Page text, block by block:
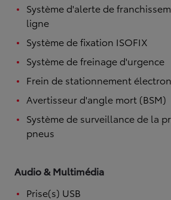
Système d'alerte de
ligne
Système de fixation ISOFIX
Système de freinage d'urgence
Frein de stationnement
Avertisseur d'angle mort (BSM)
Système de surveillance de la
pneus
Audio & Multimédia
Prise(s) USB